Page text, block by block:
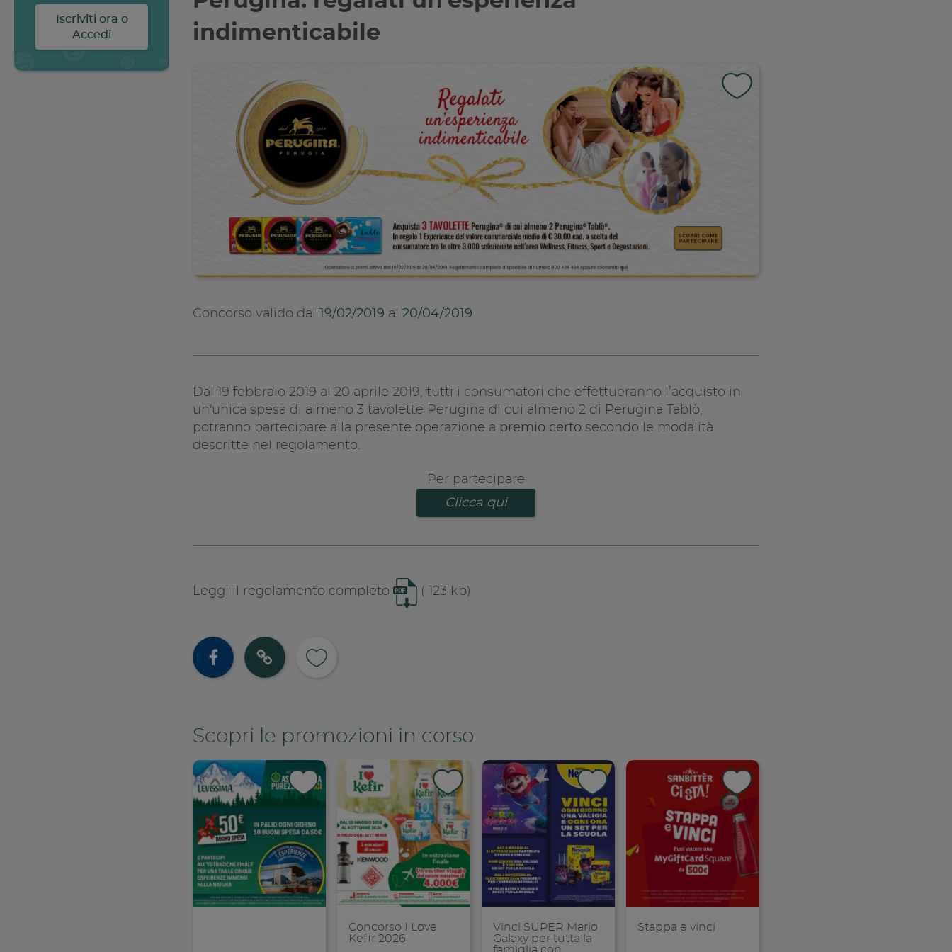
dentro al cibo continua.
“ReNest Yourself” è un
invito a vivere il cibo con
indimenticabile
Concorso valido dal 19/02/2019 al 20/04/2019
Dal 19 febbraio 2019 al 20 aprile 2019, tutti i consumatori che effettueranno l’acquisto in
un'unica spesa di almeno 3 tavolette Perugina di cui almeno 2 di Perugina Tablò,
potranno partecipare alla presente operazione a premio certosecondo le modalità
descritte nel regolamento.
Per partecipare
Clicca qui
Leggi il regolamento completo ( 123 kb)
Condividi su facebook
Scopri le promozioni in corso
Concorso I Love
Kefir 2026
Vinci SUPER Mario
Galaxy per tutta la
Stappa e vinci